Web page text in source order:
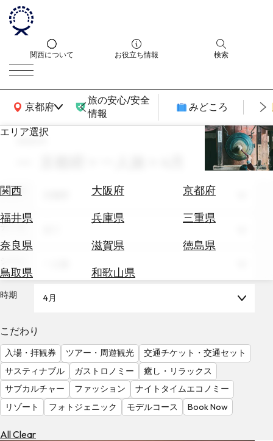
関西について お役立ち情報 検索
京都府
関西広域MAP
旅の安心/安全
情報
みどころ
エリア選択
関西 大阪府
京都府
福井県
兵庫県
三重県
奈良県
滋賀県
徳島県
鳥取県
和歌山県
エ
券
テ
を
調
べ
る
天
気
を
見
る
search
エリア
テーマ
時期 4月
こだわり
入場・拝観券 ツアー・周遊観光
交通チケット・交通セット
サスティナブル
ガストロノミー
癒し・リラックス
サブカルチャー
ファッション
ナイトタイムエコノミー
リゾート
フォトジェニック モデルコース Book Now
All Clear